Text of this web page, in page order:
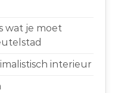
wat je moet
interieur